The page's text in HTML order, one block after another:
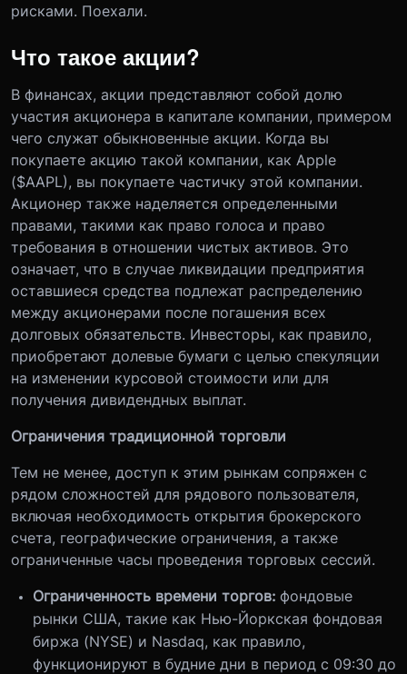
рисками. Поехали.
Что такое акции?
В финансах, акции представляют собой долю
участия акционера в капитале компании, примером
чего служат обыкновенные акции. Когда вы
покупаете акцию такой компании, как Apple
($AAPL), вы покупаете частичку этой компании.
Акционер также наделяется определенными
правами, такими как право голоса и право
требования в отношении чистых активов. Это
означает, что в случае ликвидации предприятия
оставшиеся средства подлежат распределению
между акционерами после погашения всех
долговых обязательств. Инвесторы, как правило,
приобретают долевые бумаги с целью спекуляции
на изменении курсовой стоимости или для
получения дивидендных выплат.
Ограничения традиционной торговли
Тем не менее, доступ к этим рынкам сопряжен с
рядом сложностей для рядового пользователя,
включая необходимость открытия брокерского
счета, географические ограничения, а также
ограниченные часы проведения торговых сессий.
Ограниченность времени торгов: фондовые
рынки США, такие как Нью-Йоркская фондовая
биржа (NYSE) и Nasdaq, как правило,
функционируют в будние дни в период с 09:30 до